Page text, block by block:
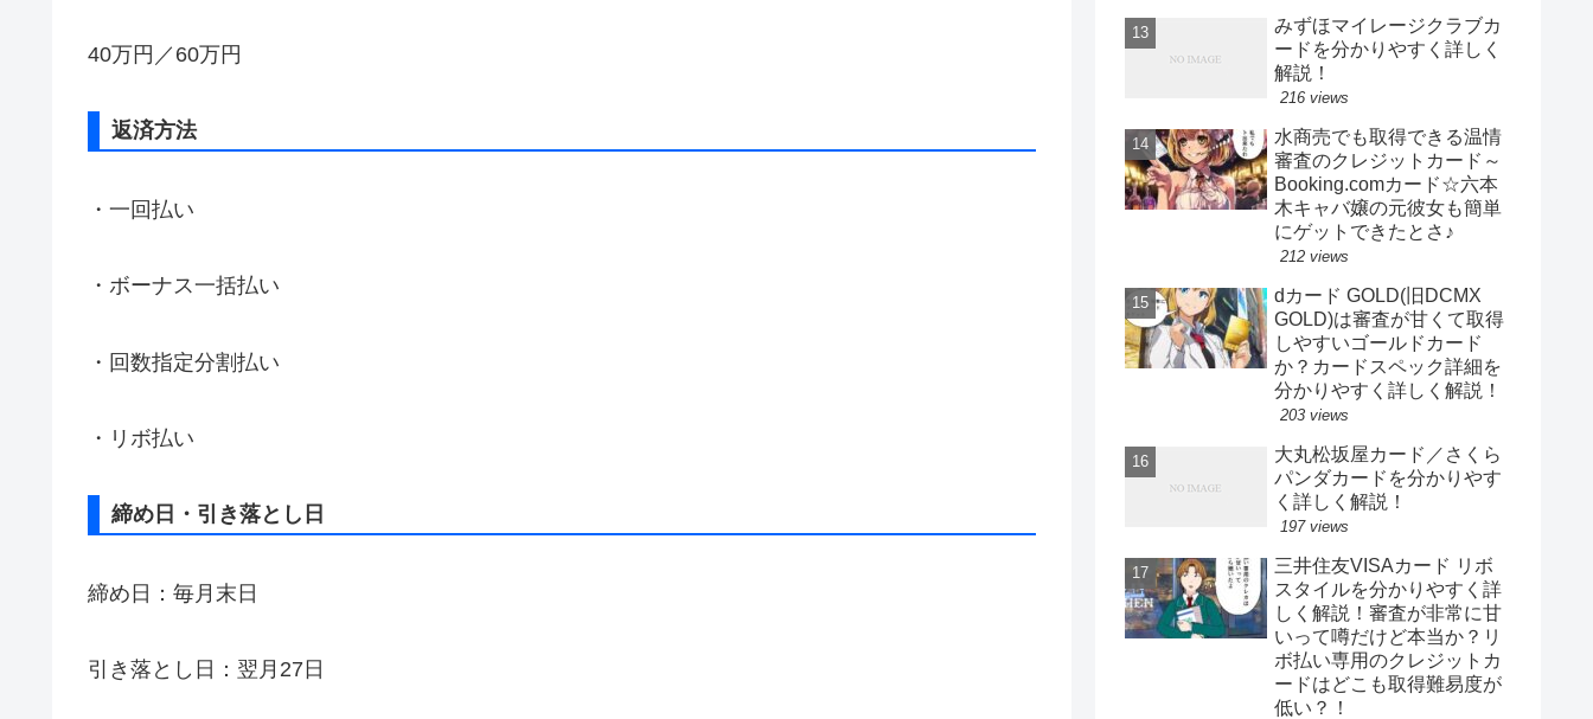
40万円／60万円
返済方法
・一回払い
・ボーナス一括払い
・回数指定分割払い
・リボ払い
締め日・引き落とし日
締め日：毎月末日
引き落とし日：翌月27日
みずほマイレージクラブカ
ードを分かりやすく詳しく
解説！
216 views
水商売でも取得できる温情
審査のクレジットカード～
Booking.comカード☆六本
木キャバ嬢の元彼女も簡単
にゲットできたとさ♪
212 views
dカード GOLD(旧DCMX
GOLD)は審査が甘くて取得
しやすいゴールドカード
か？カードスペック詳細を
分かりやすく詳しく解説！
203 views
大丸松坂屋カード／さくら
パンダカードを分かりやす
く詳しく解説！
197 views
三井住友VISAカード リボ
スタイルを分かりやすく詳
しく解説！審査が非常に甘
いって噂だけど本当か？リ
ボ払い専用のクレジットカ
ードはどこも取得難易度が
低い？！